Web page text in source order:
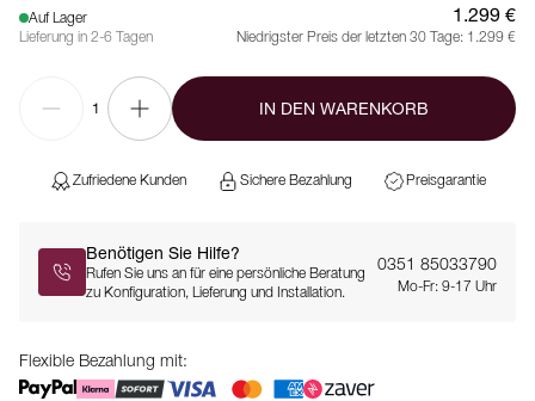
Auf Lager
Lieferung in 2-6 Tagen
1.299 €
Niedrigster Preis der letzten 30 Tage: 1.299 €
1 IN DEN WARENKORB
Zufriedene Kunden Sichere Bezahlung Preisgarantie
Benötigen Sie Hilfe?
Rufen Sie uns an für eine persönliche Beratung
zu Konfiguration, Lieferung und Installation.
0351 85033790
Mo-Fr: 9-17 Uhr
Flexible Bezahlung mit: